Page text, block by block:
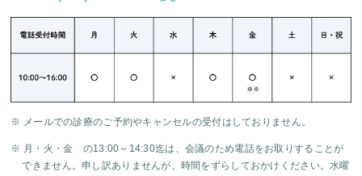
※ メールでの診療のご予約やキャンセルの受付はしておりません。
※ 月・火・金 の13:00～14:30迄は、会議のため電話をお取りすることが
できません。申し訳ありませんが、時間をずらしておかけください。水曜